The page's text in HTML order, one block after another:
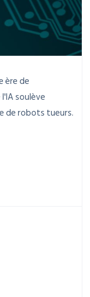
ère de
soulève
de robots tueurs.